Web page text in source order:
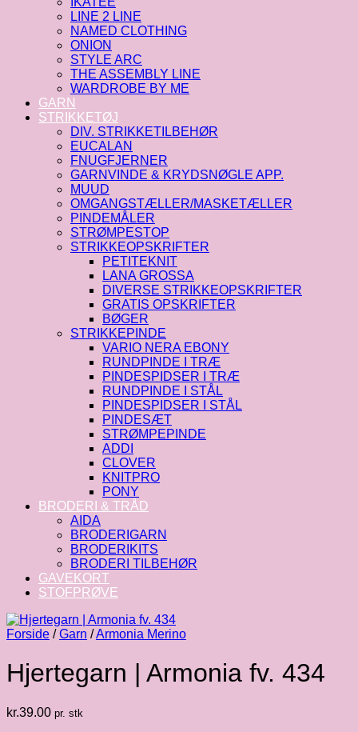
LINE 2 LINE
NAMED CLOTHING
ONION
STYLE ARC
THE ASSEMBLY LINE
WARDROBE BY ME
GARN
STRIKKETØJ
DIV. STRIKKETILBEHØR
EUCALAN
FNUGFJERNER
GARNVINDE & KRYDSNØGLE APP.
MUUD
OMGANGSTÆLLER/MASKETÆLLER
PINDEMÅLER
STRØMPESTOP
STRIKKEOPSKRIFTER
PETITEKNIT
LANA GROSSA
DIVERSE STRIKKEOPSKRIFTER
GRATIS OPSKRIFTER
BØGER
STRIKKEPINDE
VARIO NERA EBONY
RUNDPINDE I TRÆ
PINDESPIDSER I TRÆ
RUNDPINDE I STÅL
PINDESPIDSER I STÅL
PINDESÆT
STRØMPEPINDE
ADDI
CLOVER
KNITPRO
PONY
BRODERI & TRÅD
AIDA
BRODERIGARN
BRODERIKITS
BRODERI TILBEHØR
GAVEKORT
STOFPRØVE
Forside / Garn /Armonia Merino
Hjertegarn | Armonia fv. 434
kr.39.00 pr. stk